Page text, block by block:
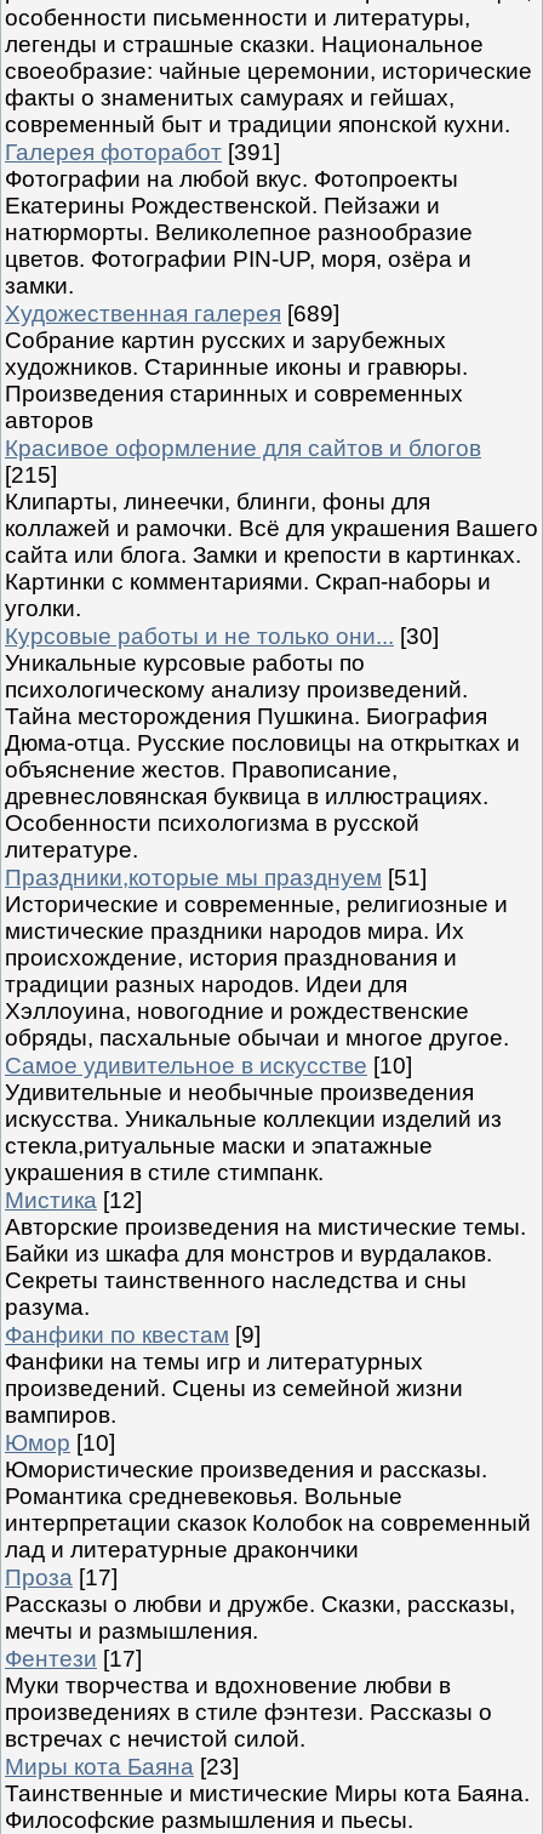
особенности письменности и литературы,
легенды и страшные сказки. Национальное
своеобразие: чайные церемонии, исторические
факты о знаменитых самураях и гейшах,
современный быт и традиции японской кухни.
Галерея фоторабот [391]
Фотографии на любой вкус. Фотопроекты
Екатерины Рождественской. Пейзажи и
натюрморты. Великолепное разнообразие
цветов. Фотографии PIN-UP, моря, озёра и
замки.
Художественная галерея [689]
Собрание картин русских и зарубежных
художников. Старинные иконы и гравюры.
Произведения старинных и современных
авторов
Красивое оформление для сайтов и блогов
[215]
Клипарты, линеечки, блинги, фоны для
коллажей и рамочки. Всё для украшения Вашего
сайта или блога. Замки и крепости в картинках.
Картинки с комментариями. Скрап-наборы и
уголки.
Курсовые работы и не только они... [30]
Уникальные курсовые работы по
психологическому анализу произведений.
Тайна месторождения Пушкина. Биография
Дюма-отца. Русские пословицы на открытках и
объяснение жестов. Правописание,
древнесловянская буквица в иллюстрациях.
Особенности психологизма в русской
литературе.
Праздники,которые мы празднуем [51]
Исторические и современные, религиозные и
мистические праздники народов мира. Их
происхождение, история празднования и
традиции разных народов. Идеи для
Хэллоуина, новогодние и рождественские
обряды, пасхальные обычаи и многое другое.
Самое удивительное в искусстве [10]
Удивительные и необычные произведения
искусства. Уникальные коллекции изделий из
стекла,ритуальные маски и эпатажные
украшения в стиле стимпанк.
Мистика [12]
Авторские произведения на мистические темы.
Байки из шкафа для монстров и вурдалаков.
Секреты таинственного наследства и сны
разума.
Фанфики по квестам [9]
Фанфики на темы игр и литературных
произведений. Сцены из семейной жизни
вампиров.
Юмор [10]
Юмористические произведения и рассказы.
Романтика средневековья. Вольные
интерпретации сказок Колобок на современный
лад и литературные дракончики
Проза [17]
Рассказы о любви и дружбе. Сказки, рассказы,
мечты и размышления.
Фентези [17]
Муки творчества и вдохновение любви в
произведениях в стиле фэнтези. Рассказы о
встречах с нечистой силой.
Миры кота Баяна [23]
Таинственные и мистические Миры кота Баяна.
Философские размышления и пьесы.